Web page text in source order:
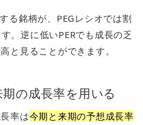
る銘柄が、PEGレシオでは割
。逆に低いPERでも成長の乏
と見ることができます。
の成長率を用いる
率は今期と来期の予想成長率